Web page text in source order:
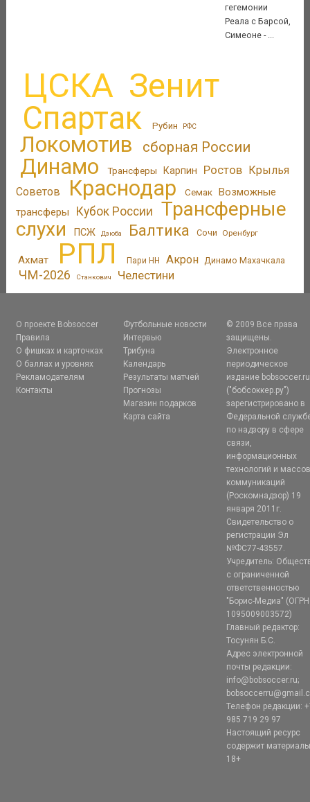
гегемонии
Реала с Барсой,
Симеоне - ...
ЦСКА Зенит
Спартак Рубин РФС
Локомотив сборная России
Динамо Трансферы Карпин Ростов
Крылья
Советов
Краснодар Семак Возможные
трансферы
Кубок России
Трансферные
слухи
ПСЖ Дзюба Балтика Сочи Оренбург
Ахмат РПЛ Пари НН Акрон Динамо Махачкала
ЧМ-2026 Станкович Челестини
О проекте Bobsoccer
Правила
О фишках и карточках
О баллах и уровнях
Рекламодателям
Контакты
Футбольные новости
Интервью
Трибуна
Календарь
Результаты матчей
Прогнозы
Магазин подарков
Карта сайта
© 2009 Все права
защищены.
Электронное
периодическое
издание bobsoccer.ru
("бобсоккер.ру")
зарегистрировано в
Федеральной
по надзору в сфере
связи,
информационных
технологий и
коммуникаций
(Роскомнадзор) 19
января 2011г.
Свидетельство о
регистрации Эл
№ФС77-43557.
Учредитель:
с ограниченной
ответственностью
"Борис-Медиа" (ОГРН
1095009003572)
Главный редактор:
Тосунян Б.С.
Адрес электронной
почты редакции:
info@bobsoccer.ru;
Телефон редакции:
985 719 29 97
Настоящий ресурс
содержит
18+